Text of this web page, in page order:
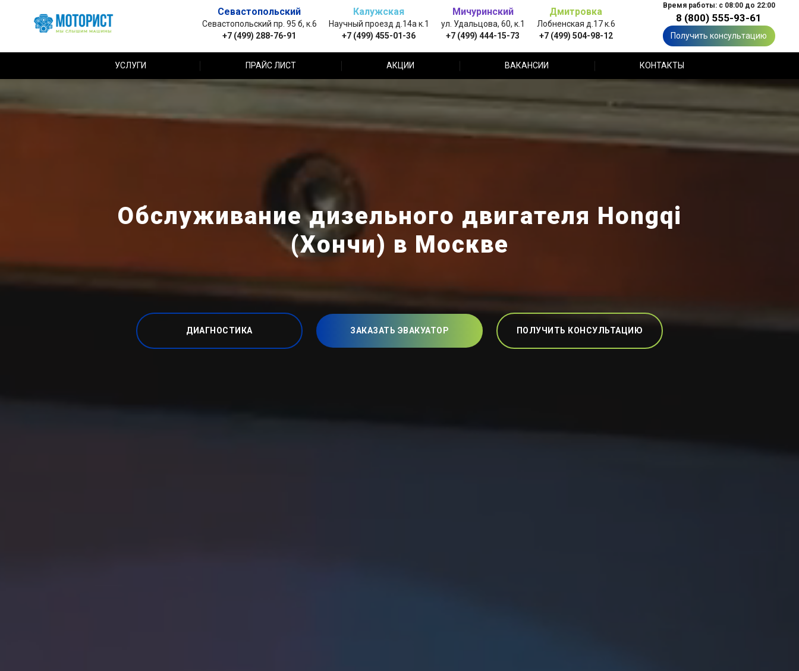
Севастопольский
Севастопольский пр. 95 б, к.6
+7 (499) 288-76-91
Калужская
Научный проезд д.14а к.1
+7 (499) 455-01-36
Мичуринский
ул. Удальцова, 60, к.1
+7 (499) 444-15-73
Дмитровка
Лобненская д.17 к.6
+7 (499) 504-98-12
Время работы: с 08:00 до 22:00
8 (800) 555-93-61
Получить консультацию
УСЛУГИ ПРАЙС ЛИСТ АКЦИИ ВАКАНСИИ КОНТАКТЫ
Обслуживание дизельного двигателя Hongqi
(Хончи) в Москве
ДИАГНОСТИКА ЗАКАЗАТЬ ЭВАКУАТОР ПОЛУЧИТЬ КОНСУЛЬТАЦИЮ